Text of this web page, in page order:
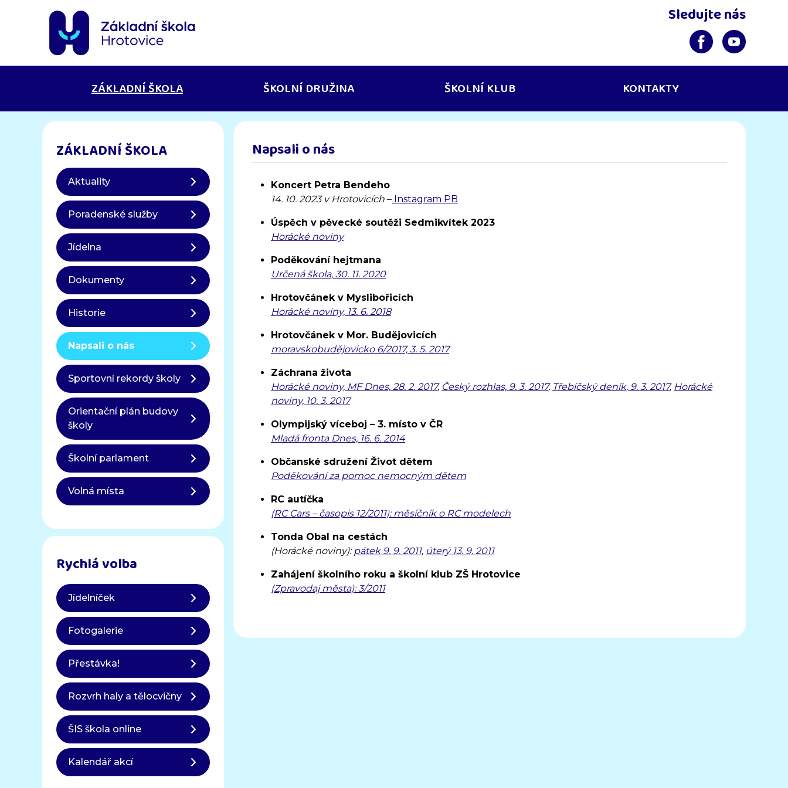
Sledujte nás
ZÁKLADNÍ ŠKOLA ŠKOLNÍ DRUŽINA ŠKOLNÍ KLUB KONTAKTY
Napsali o nás
Koncert Petra Bendeho
14. 10. 2023 v Hrotovicích – Instagram PB
Úspěch v pěvecké soutěži Sedmikvítek 2023
Horácké noviny
Poděkování hejtmana
Určená škola, 30. 11. 2020
Hrotovčánek v Myslibořicích
Horácké noviny, 13. 6. 2018
Hrotovčánek v Mor. Budějovicích
moravskobudějovicko 6/2017, 3. 5. 2017
Záchrana života
Horácké noviny, MF Dnes, 28. 2. 2017, Český rozhlas, 9. 3. 2017, Třebíčský deník, 9. 3. 2017, Horácké
noviny, 10. 3. 2017
Olympijský víceboj – 3. místo v ČR
Mladá fronta Dnes, 16. 6. 2014
Občanské sdružení Život dětem
Poděkování za pomoc nemocným dětem
RC autíčka
(RC Cars – časopis 12/2011): měsíčník o RC modelech
Tonda Obal na cestách
(Horácké noviny): pátek 9. 9. 2011, úterý 13. 9. 2011
Zahájení školního roku a školní klub ZŠ Hrotovice
(Zpravodaj města): 3/2011
ZÁKLADNÍ ŠKOLA
Aktuality
Poradenské služby
Jídelna
Dokumenty
Historie
Napsali o nás
Sportovní rekordy školy
Orientační plán budovy
školy
Školní parlament
Volná místa
Rychlá volba
Jídelníček
Fotogalerie
Přestávka!
Rozvrh haly a tělocvičny
ŠIS škola online
Kalendář akcí